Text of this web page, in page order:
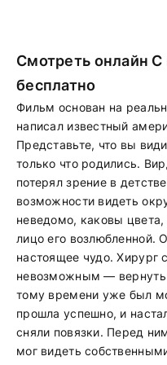
Смотреть онлайн С
бесплатно
Фильм основан на
написал известный
Представьте, что вы
только что родились.
потерял зрение в
возможности видеть
неведомо, каковы
лицо его
настоящее чудо. Хирург
невозможным — вернуть
тому времени уже был
прошла успешно, и
сняли повязки. Перед
мог видеть